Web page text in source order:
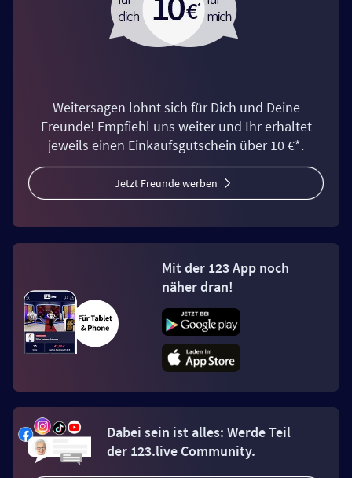
Weitersagen lohnt sich für Dich und Deine
Freunde! Empfiehl uns weiter und Ihr erhaltet
jeweils einen Einkaufsgutschein über 10 €*.
Jetzt Freunde werben
Mit der 123 App noch
näher dran!
Dabei sein ist alles: Werde Teil
der 123.live Community.